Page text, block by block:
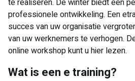
te realiseren. De winter biedt een
professionele ontwikkeling. Een
succes van uw organisatie
van uw werknemers te verhogen.
online workshop kunt u hier lezen.
Wat is een e training?